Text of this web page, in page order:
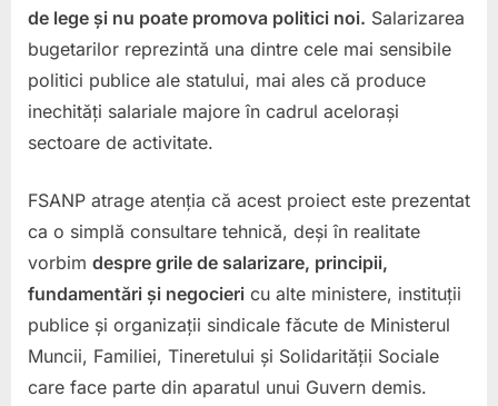
(CCR).
de lege și nu poate promova politici noi. Salarizarea
bugetarilor reprezintă una dintre cele mai sensibile
politici publice ale statului, mai ales că produce
inechități salariale majore în cadrul acelorași
sectoare de activitate.
FSANP atrage atenția că acest proiect este prezentat
ca o simplă consultare tehnică, deși în realitate
vorbim despre grile de salarizare, principii,
fundamentări și negocieri cu alte ministere, instituții
publice și organizații sindicale făcute de Ministerul
Muncii, Familiei, Tineretului și Solidarității Sociale
care face parte din aparatul unui Guvern demis.